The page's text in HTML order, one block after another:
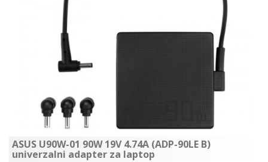
ASUS U90W-01 90W 19V 4.74A (ADP-90LE B)
univerzalni adapter za laptop